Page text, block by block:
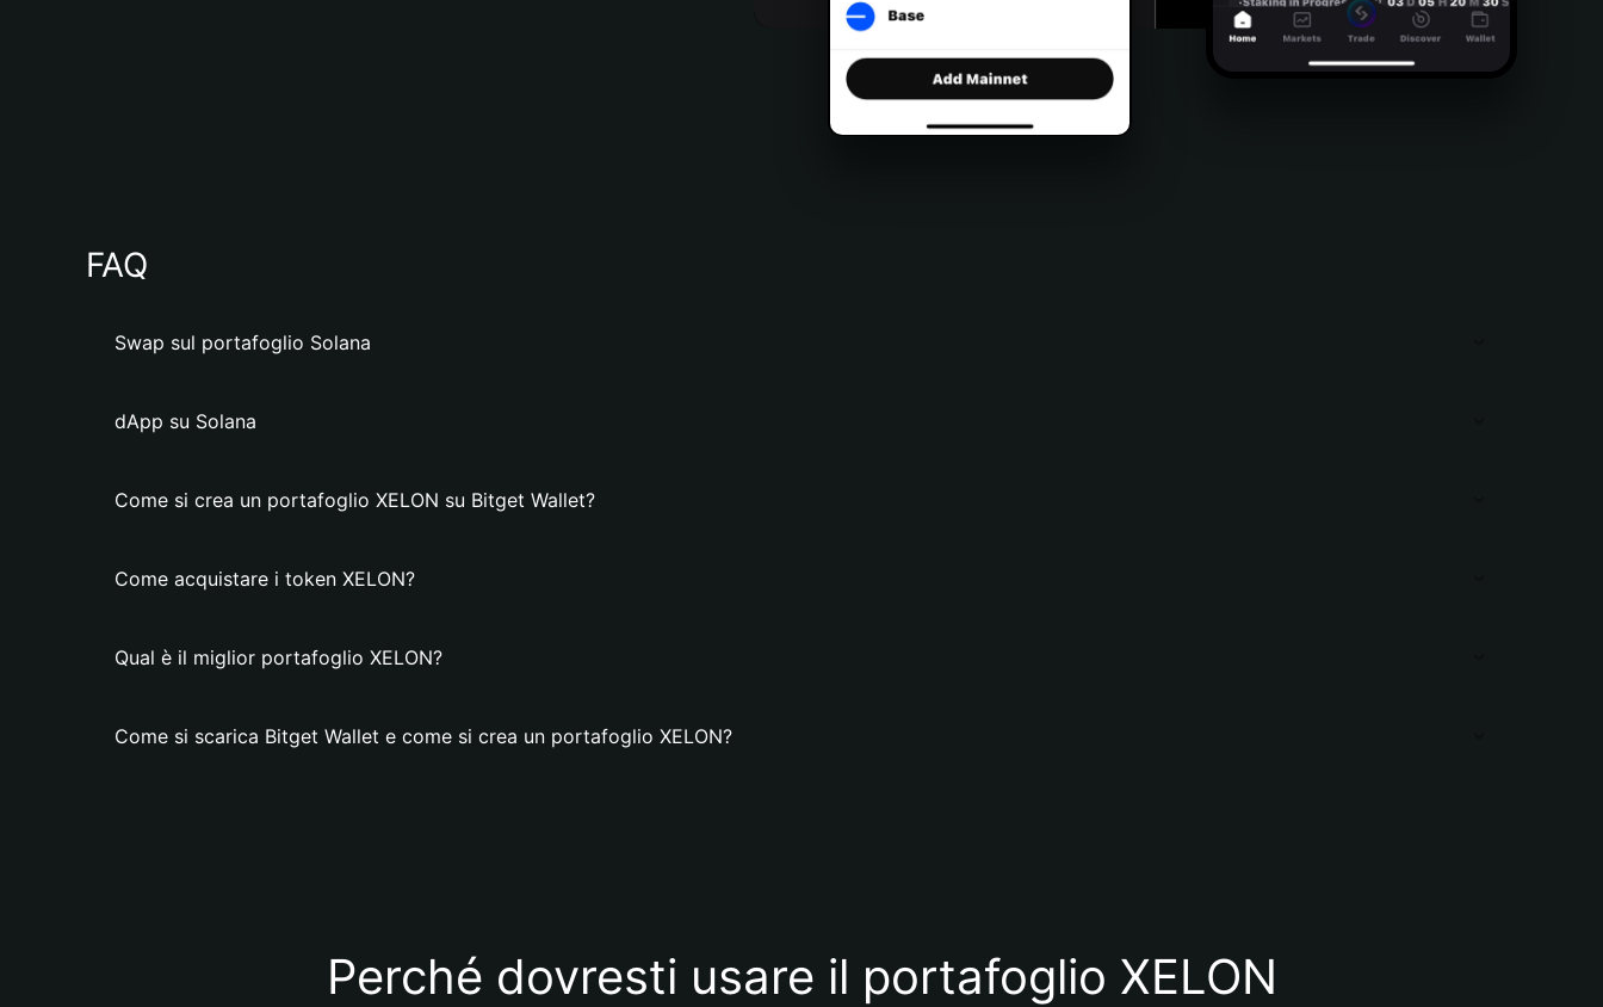
FAQ
Swap sul portafoglio Solana
dApp su Solana
Come si crea un portafoglio XELON su Bitget Wallet?
Come acquistare i token XELON?
Qual è il miglior portafoglio XELON?
Come si scarica Bitget Wallet e come si crea un portafoglio XELON?
Perché dovresti usare il portafoglio XELON